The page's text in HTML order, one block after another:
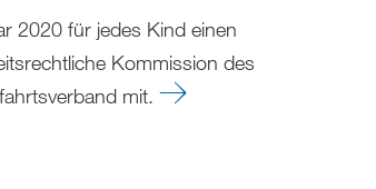
2020 für jedes Kind einen
Kommission des
mit.